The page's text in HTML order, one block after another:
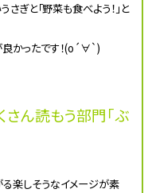
さぎと「野菜も食べよう！」と
良かったです！(o´∀`)
さん読もう部門「ぶ
楽しそうなイメージが素